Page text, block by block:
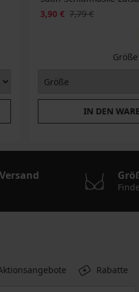
3,90 € 7,79 €
IN DEN
Rabatte